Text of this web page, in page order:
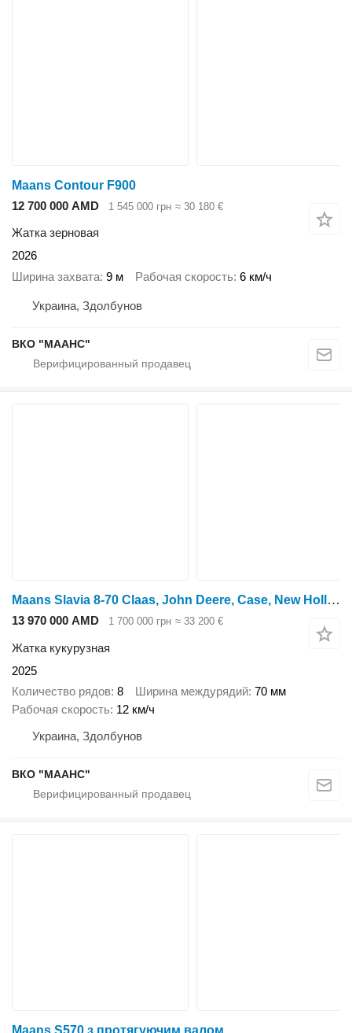
Maans Contour F900
12 700 000 AMD
1 545 000 грн ≈ 30 180 €
Жатка зерновая
2026
Ширина захвата 9 м Рабочая скорость 6 км/ч
Украина, Здолбунов
ВКО "МААНС"
Maans Slavia 8-70 Claas, John Deere, Case, New Holland
13 970 000 AMD 1 700 000 грн ≈ 33 200 €
Жатка кукурузная
2025
Количество рядов 8 Ширина междурядий 70 мм
Рабочая скорость 12 км/ч
Украина, Здолбунов
ВКО "МААНС"